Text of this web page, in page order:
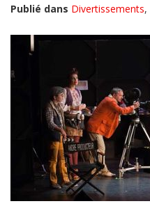
Publié dans Divertissements,